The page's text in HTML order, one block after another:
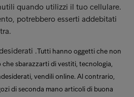
quando utilizzi il tuo cellulare.
potrebbero esserti addebitati
.Tutti hanno oggetti che non
sbarazzarti di vestiti, tecnologia,
vendili online. Al contrario,
di seconda mano articoli di buona